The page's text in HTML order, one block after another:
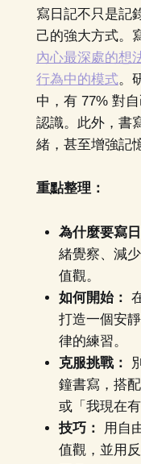
寫日記不只是記
己的強大方式。
內心最深處的想
行為中的模式。
中，有 77% 對
認識。此外，書
緒，甚至增強記
重點整理：
為什麼要寫
緒覺察、減
值觀。
如何開始：
打造一個安
律的練習。
克服挑戰：
鐘書寫，搭
或「我現在
技巧：
用自
值觀，並用